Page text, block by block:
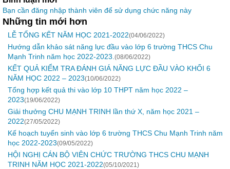
Bạn cần đăng nhập thành viên để sử dụng chức năng này
Những tin mới hơn
LỄ TỔNG KẾT NĂM HỌC 2021-2022(04/06/2022)
Hướng dẫn khảo sát năng lực đầu vào lớp 6 trường THCS Chu
Mạnh Trinh năm học 2022-2023. (08/06/2022)
KẾT QUẢ KIỂM TRA ĐÁNH GIÁ NĂNG LỰC ĐẦU VÀO KHỐI 6
NĂM HỌC 2022 – 2023(10/06/2022)
Tổng hợp kết quả thi vào lớp 10 THPT năm học 2022 –
2023(19/06/2022)
Giải thưởng CHU MẠNH TRINH lần thứ X, năm học 2021 –
2022(27/05/2022)
Kế hoạch tuyển sinh vào lớp 6 trường THCS Chu Mạnh Trinh năm
học 2022-2023(09/05/2022)
HỘI NGHỊ CÁN BỘ VIÊN CHỨC TRƯỜNG THCS CHU MẠNH
TRINH NĂM HỌC 2021-2022(05/10/2021)